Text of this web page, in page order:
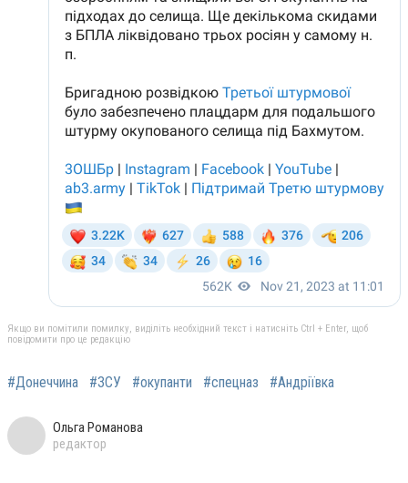
Якщо ви помітили помилку, виділіть необхідний текст і натисніть Ctrl + Enter, щоб
повідомити про це редакцію
#Донеччина #ЗСУ #окупанти #спецназ #Андріївка
Ольга Романова
редактор